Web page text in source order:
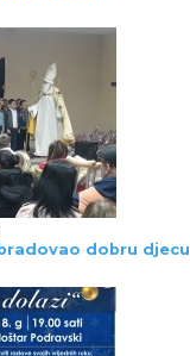
dobru djecu